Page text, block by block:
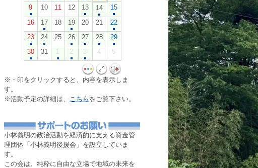
9
10 11 12 13 14
15
16
17 18 19 20 21
22
23
24 25 26 27 28
29
30
31 1 2 3 4 5
※・印をクリックすると、内容を表示しま
す。
※活動予定の詳細は、 こちら をご覧下さい。
小林義明の政治活動を経済的に支える資金管
理団体「小林義明後援会」を設立していま
す。
この会は、純粋に自由な立場で地域の未来を